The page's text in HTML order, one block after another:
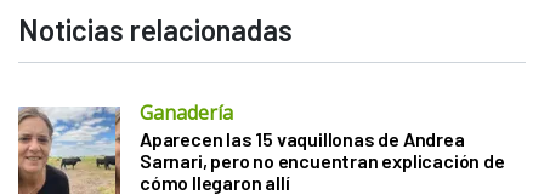
Noticias relacionadas
Ganadería
Aparecen las 15 vaquillonas de Andrea
Sarnari, pero no encuentran explicación de
cómo llegaron allí